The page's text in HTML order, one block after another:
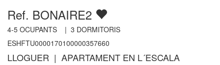
Ref. BONAIRE2
4-5 OCUPANTS | 3 DORMITORIS
ESHFTU0000170100000357660
LLOGUER | APARTAMENT EN L´ESCALA